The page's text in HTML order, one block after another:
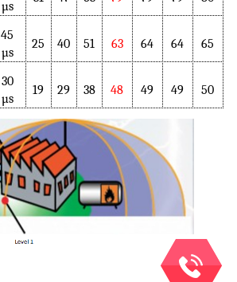
µs
45
µs
25 40 51 63 64 64 65
30
µs
19 29 38 48 49 49 50